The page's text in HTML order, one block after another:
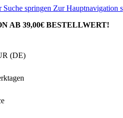
Suche springen Zur Hauptnavigation
AB 39,00€ BESTELLWERT!
(DE)